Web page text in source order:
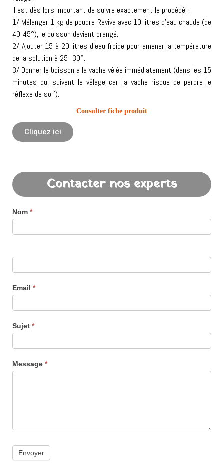
Il est dès lors important de suivre exactement le procédé :
1/ Mélanger 1 kg de poudre Reviva avec 10 litres d’eau chaude (de
40-45°), le boisson devient orangé.
2/ Ajouter 15 à 20 litres d’eau froide pour amener la température
de la solution à 25- 30°.
3/ Donner le boisson a la vache vêlée immédiatement (dans les 15
minutes qui suivent le vêlage car la vache risque de perdre le
réflexe de soif).
Consulter fiche produit
Cliquez ici
Contacter nos experts
Nom *
Email *
Sujet *
Message *
Envoyer